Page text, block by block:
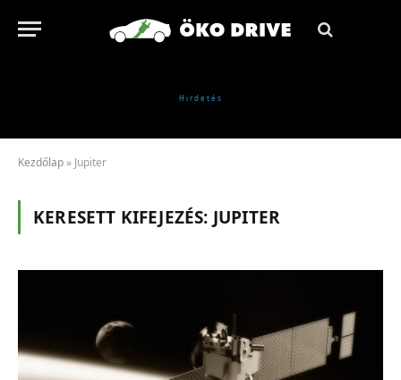
Kezdőlap » Jupiter
KERESETT KIFEJEZÉS: JUPITER